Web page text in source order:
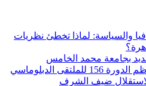
والسياسة: لماذا تخطئ نظريات
بجامعة محمد الخامس
المؤسسة الدبلوماسية تنظم الدورة 156 للملتقى الدبلوماسي